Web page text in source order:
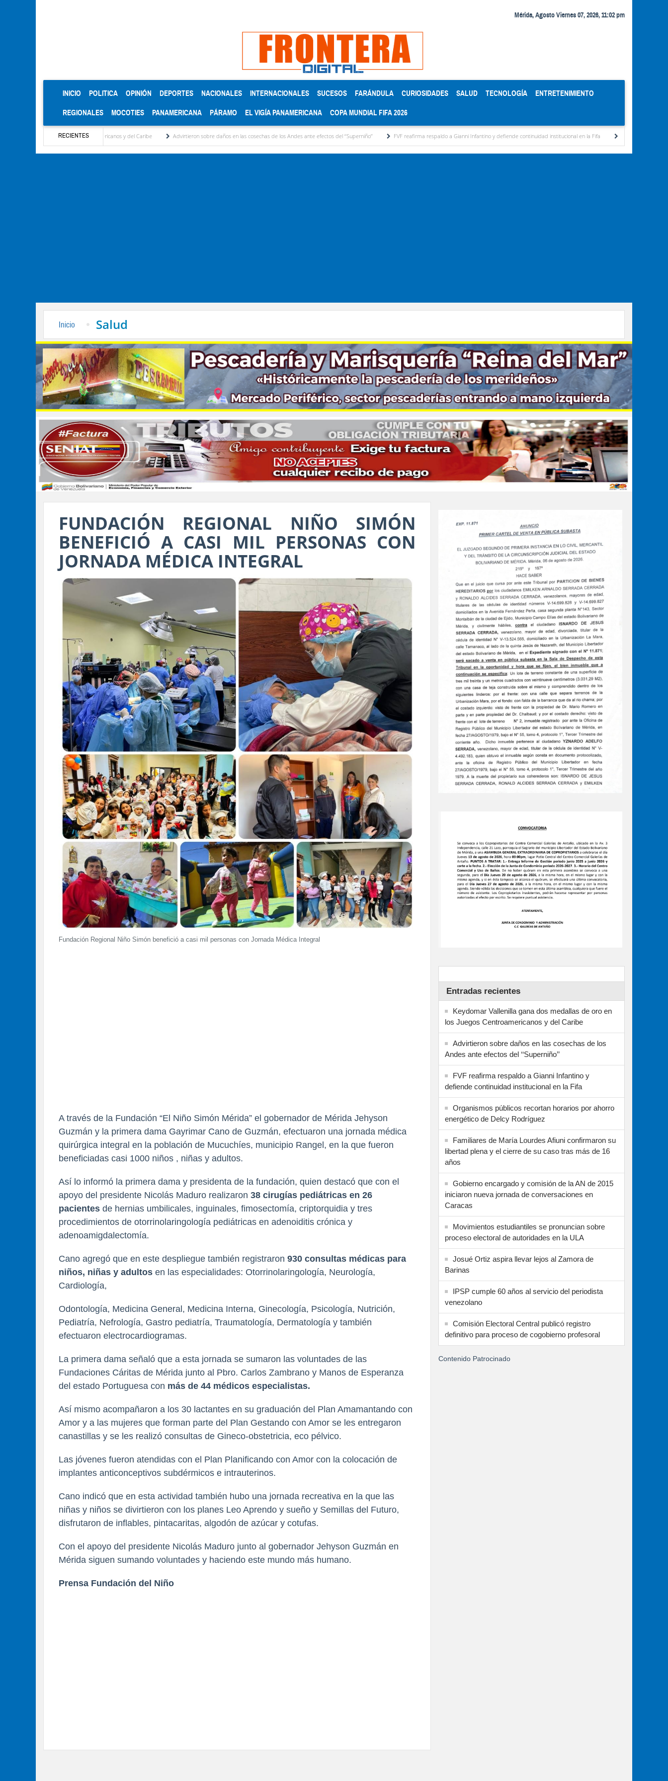
Mérida, Agosto Viernes 07, 2026, 11:02 pm
INICIO (CURRENT)
POLITICA OPINIÓN DEPORTES NACIONALES INTERNACIONALES SUCESOS FARÁNDULA CURIOSIDADES SALUD TECNOLOGÍA ENTRETENIMIENTO
REGIONALES MOCOTIES PANAMERICANA PÁRAMO EL VIGÍA PANAMERICANA COPA MUNDIAL FIFA 2026
RECIENTES
los Juegos Centroamericanos y del Caribe Advirtieron sobre daños en las cosechas de los Andes ante efectos del ‘‘Superniño’’ FVF reafirma respaldo a Gianni Infantino y defiende continuidad institucional en la Fifa Organismos públicos recortan
Inicio Salud
FUNDACIÓN REGIONAL NIÑO SIMÓN
BENEFICIÓ A CASI MIL PERSONAS CON
JORNADA MÉDICA INTEGRAL
Fundación Regional Niño Simón benefició a casi mil personas con Jornada Médica Integral
A través de la Fundación “El Niño Simón Mérida” el gobernador de Mérida Jehyson
Guzmán y la primera dama Gayrimar Cano de Guzmán, efectuaron una jornada médica
quirúrgica integral en la población de Mucuchíes, municipio Rangel, en la que fueron
beneficiadas casi 1000 niños , niñas y adultos.
Así lo informó la primera dama y presidenta de la fundación, quien destacó que con el
apoyo del presidente Nicolás Maduro realizaron 38 cirugías pediátricas en 26
pacientes de hernias umbilicales, inguinales, fimosectomía, criptorquidia y tres
procedimientos de otorrinolaringología pediátricas en adenoiditis crónica y
adenoamigdalectomía.
Cano agregó que en este despliegue también registraron 930 consultas médicas para
niños, niñas y adultos en las especialidades: Otorrinolaringología, Neurología,
Cardiología,
Odontología, Medicina General, Medicina Interna, Ginecología, Psicología, Nutrición,
Pediatría, Nefrología, Gastro pediatría, Traumatología, Dermatología y también
efectuaron electrocardiogramas.
La primera dama señaló que a esta jornada se sumaron las voluntades de las
Fundaciones Cáritas de Mérida junto al Pbro. Carlos Zambrano y Manos de Esperanza
del estado Portuguesa con más de 44 médicos especialistas.
Así mismo acompañaron a los 30 lactantes en su graduación del Plan Amamantando con
Amor y a las mujeres que forman parte del Plan Gestando con Amor se les entregaron
canastillas y se les realizó consultas de Gineco-obstetricia, eco pélvico.
Las jóvenes fueron atendidas con el Plan Planificando con Amor con la colocación de
implantes anticonceptivos subdérmicos e intrauterinos.
Cano indicó que en esta actividad también hubo una jornada recreativa en la que las
niñas y niños se divirtieron con los planes Leo Aprendo y sueño y Semillas del Futuro,
disfrutaron de inflables, pintacaritas, algodón de azúcar y cotufas.
Con el apoyo del presidente Nicolás Maduro junto al gobernador Jehyson Guzmán en
Mérida siguen sumando voluntades y haciendo este mundo más humano.
Prensa Fundación del Niño
Entradas recientes
Keydomar Vallenilla gana dos medallas de oro en
los Juegos Centroamericanos y del Caribe
Advirtieron sobre daños en las cosechas de los
Andes ante efectos del ‘‘Superniño’’
FVF reafirma respaldo a Gianni Infantino y
defiende continuidad institucional en la Fifa
Organismos públicos recortan horarios por ahorro
energético de Delcy Rodríguez
Familiares de María Lourdes Afiuni confirmaron su
libertad plena y el cierre de su caso tras más de 16
años
Gobierno encargado y comisión de la AN de 2015
iniciaron nueva jornada de conversaciones en
Caracas
Movimientos estudiantiles se pronuncian sobre
proceso electoral de autoridades en la ULA
Josué Ortiz aspira llevar lejos al Zamora de
Barinas
IPSP cumple 60 años al servicio del periodista
venezolano
Comisión Electoral Central publicó registro
definitivo para proceso de cogobierno profesoral
Contenido Patrocinado